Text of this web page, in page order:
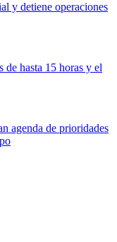
y detiene operaciones
hasta 15 horas y el
agenda de prioridades